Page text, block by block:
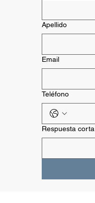
Apellido
Email
Teléfono
Respuesta corta